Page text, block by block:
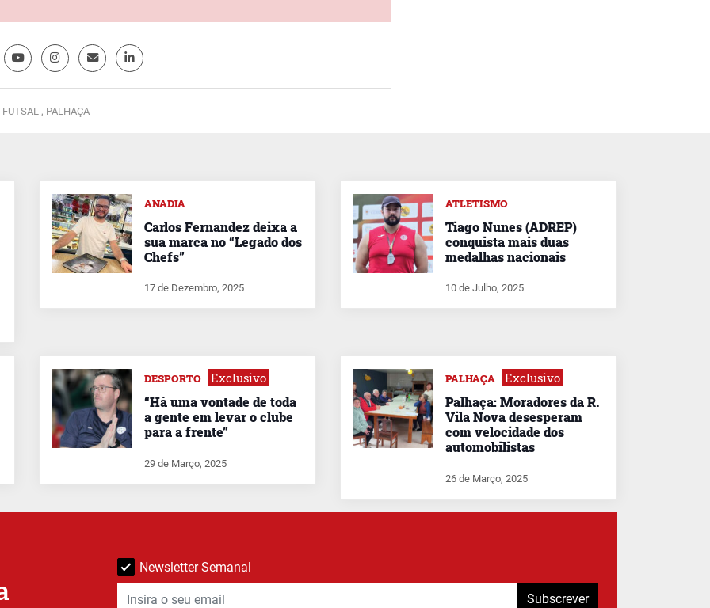
FUTSAL , PALHAÇA
ANADIA
Carlos Fernandez deixa a
sua marca no “Legado dos
Chefs”
17 de Dezembro, 2025
ATLETISMO
Tiago Nunes (ADREP)
conquista mais duas
medalhas nacionais
10 de Julho, 2025
DESPORTO Exclusivo
“Há uma vontade de toda
a gente em levar o clube
para a frente”
29 de Março, 2025
PALHAÇA Exclusivo
Palhaça: Moradores da R.
Vila Nova desesperam
com velocidade dos
automobilistas
26 de Março, 2025
Newsletter Semanal
Subscrever